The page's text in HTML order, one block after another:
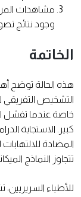
مشاهدات
وجود نتائج
الخاتمة
هذه الحالة توضح
التشخيص التفريقي
خاصة عندما تفشل
كبير. الاستجابة
المضادة
تتجاوز النماذج
للأطباء